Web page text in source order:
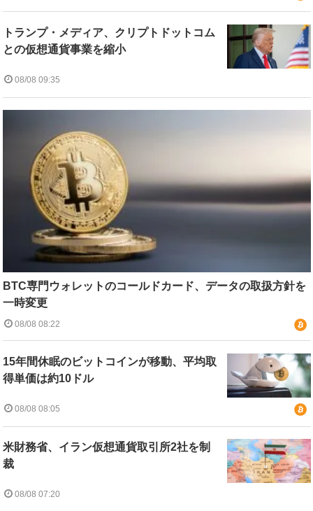
トランプ・メディア、クリプトドットコム
との仮想通貨事業を縮小
08/08 09:35
BTC専門ウォレットのコールドカード、データの取扱方針を
一時変更
08/08 08:22
15年間休眠のビットコインが移動、平均取
得単価は約10ドル
08/08 08:05
米財務省、イラン仮想通貨取引所2社を制
裁
08/08 07:20